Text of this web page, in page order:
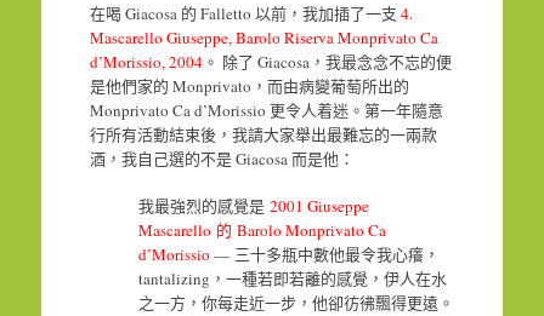
在喝 Giacosa 的 Falletto 以前，我加插了一支 4.
Mascarello Giuseppe, Barolo Riserva Monprivato Ca
d’Morissio, 2004。 除了 Giacosa，我最念念不忘的便
是他們家的 Monprivato，而由病變葡萄所出的
Monprivato Ca d’Morissio 更令人着迷。第一年隨意
行所有活動結束後，我請大家舉出最難忘的一兩款
酒，我自己選的不是 Giacosa 而是他：
我最強烈的感覺是 2001 Giuseppe
Mascarello 的 Barolo Monprivato Ca
d’Morissio — 三十多瓶中數他最令我心癢，
tantalizing，一種若即若離的感覺，伊人在水
之一方，你每走近一步，他卻彷彿飄得更遠。